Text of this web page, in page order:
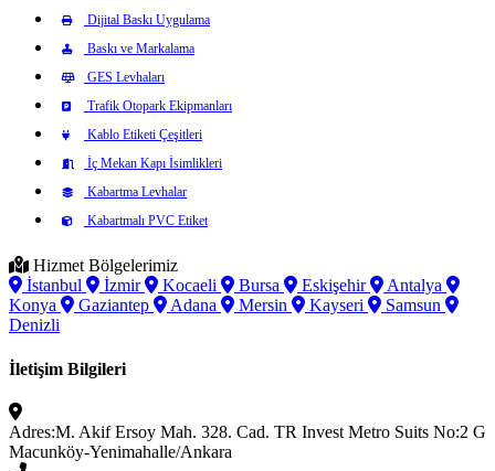
Dijital Baskı Uygulama
Baskı ve Markalama
GES Levhaları
Trafik Otopark Ekipmanları
Kablo Etiketi Çeşitleri
İç Mekan Kapı İsimlikleri
Kabartma Levhalar
Kabartmalı PVC Etiket
Hizmet Bölgelerimiz
İstanbul
İzmir Kocaeli Bursa Eskişehir
Antalya
Konya
Gaziantep Adana Mersin Kayseri
Samsun
Denizli
İletişim Bilgileri
Adres:M. Akif Ersoy Mah. 328. Cad. TR Invest Metro Suits No:2 G
Macunköy-Yenimahalle/Ankara